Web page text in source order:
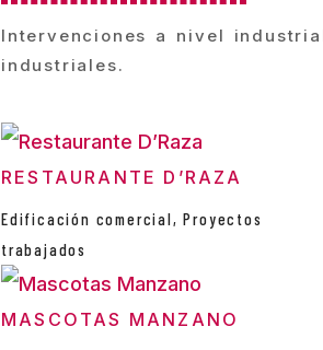
Intervenciones a nivel
industriales.
RESTAURANTE D’RAZA
Edificación comercial,Proyectos
trabajados
MASCOTAS MANZANO